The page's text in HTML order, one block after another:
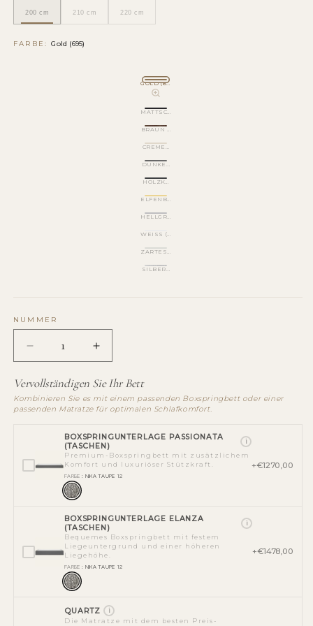
200 cm 210 cm 220 cm
FARBE:Gold (695)
GOLD (695)
MATTSCHWARZ (520)
BRAUN METALLIC (540)
CREMEWEISS (501)
DUNKELGRAU (570)
HOLZKOHLEGRAU (530)
ELFENBEIN (510)
HELLGRAU (560)
WEISS (620)
ZARTES WEISS (500)
SILBERGLITTER (170)
NUMMER
Anzahl
reduzieren
für
The
Loft
Kopfteil
Anzahl
erhöhen
für
The
Loft
ohne
Kopfteil
Vervollständigen Sie Ihr Bett
Kombinieren Sie es mit einem passenden Boxspringbett oder einer
passenden Matratze für optimalen Schlafkomfort.
BOXSPRINGUNTERLAGE PASSIONATA
(TASCHEN)
i
Premium-Boxspringbett mit zusätzlichem
Komfort und luxuriöser Stützkraft.
FARBE : NIKA TAUPE 12
+€1270,00
BOXSPRINGUNTERLAGE ELANZA
(TASCHEN)
i
Bequemes Boxspringbett mit festem
Liegeuntergrund und einer höheren
Liegehöhe.
FARBE : NIKA TAUPE 12
+€1478,00
QUARTZ i
Die Matratze mit dem besten Preis-